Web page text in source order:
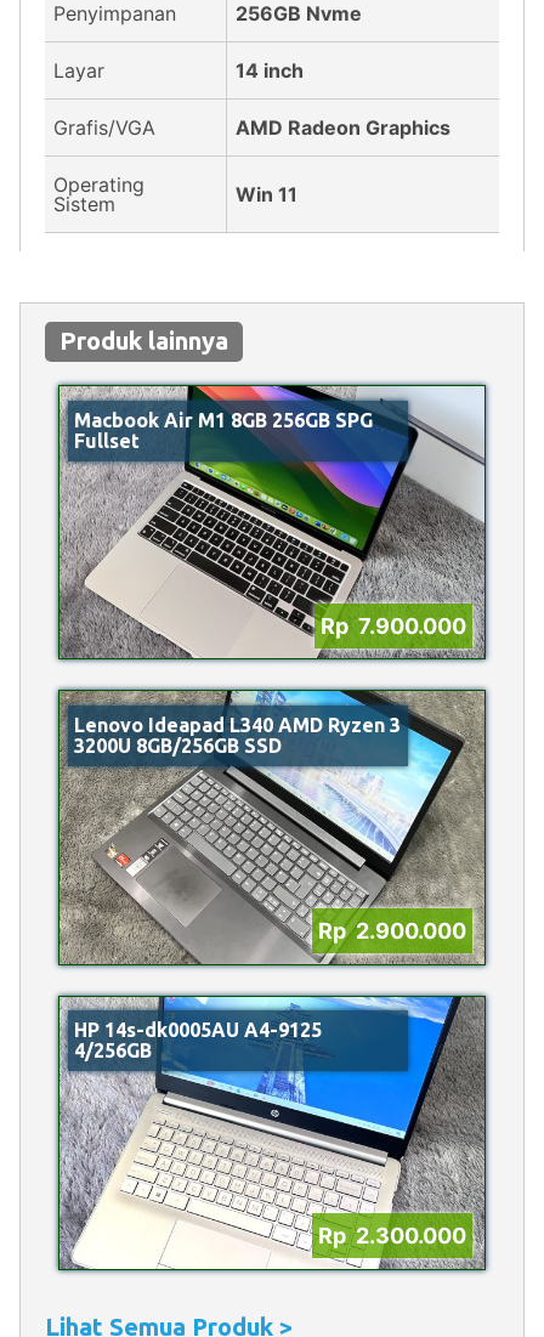
Penyimpanan 256GB Nvme
Layar 14 inch
Grafis/VGA AMD Radeon Graphics
Operating
Sistem
Win 11
Produk lainnya
Macbook Air M1 8GB 256GB SPG
Fullset
Rp 7.900.000
Lenovo Ideapad L340 AMD Ryzen 3
3200U 8GB/256GB SSD
Rp 2.900.000
HP 14s-dk0005AU A4-9125
4/256GB
Rp 2.300.000
Lihat Semua Produk >